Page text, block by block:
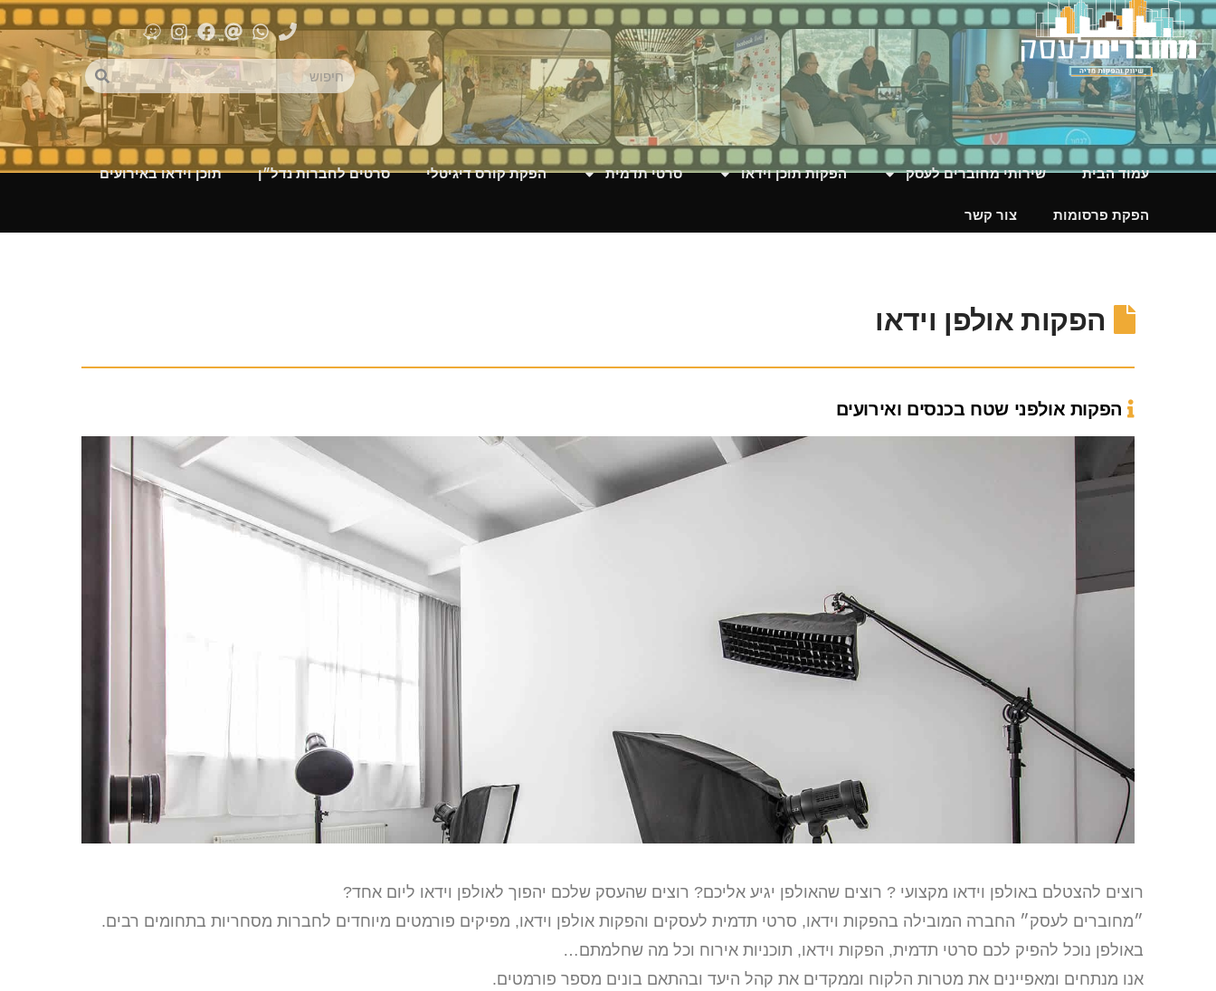
עמוד הבית שירותי מחוברים לעסק הפקות תוכן וידאו סרטי תדמית הפקת קורס דיגיטלי סרטים לחברות נדל״ן תוכן וידאו באירועים
הפקת פרסומות צור קשר
הפקות אולפן וידאו
הפקות אולפני שטח בכנסים ואירועים
רוצים להצטלם באולפן וידאו מקצועי ? רוצים שהאולפן יגיע אליכם? רוצים שהעסק שלכם יהפוך לאולפן וידאו ליום אחד?
״מחוברים לעסק״ החברה המובילה בהפקות וידאו, סרטי תדמית לעסקים והפקות אולפן וידאו, מפיקים פורמטים מיוחדים לחברות מסחריות בתחומים רבים.
באולפן נוכל להפיק לכם סרטי תדמית, הפקות וידאו, תוכניות אירוח וכל מה שחלמתם…
אנו מנתחים ומאפיינים את מטרות הלקוח וממקדים את קהל היעד ובהתאם בונים מספר פורמטים.